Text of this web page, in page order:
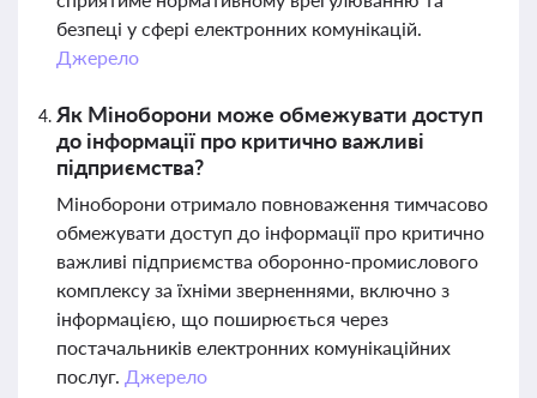
безпеці у сфері електронних комунікацій.
Джерело
Як Міноборони може обмежувати доступ
до інформації про критично важливі
підприємства?
Міноборони отримало повноваження тимчасово
обмежувати доступ до інформації про критично
важливі підприємства оборонно-промислового
комплексу за їхніми зверненнями, включно з
інформацією, що поширюється через
постачальників електронних комунікаційних
послуг. Джерело